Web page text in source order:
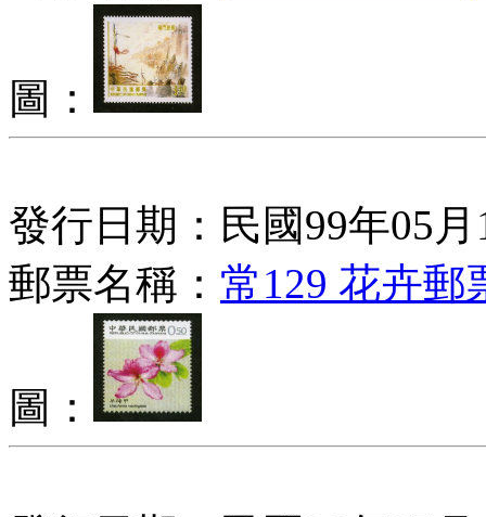
圖：
發行日期：民國99年05月
郵票名稱： 常129 花卉郵
圖：